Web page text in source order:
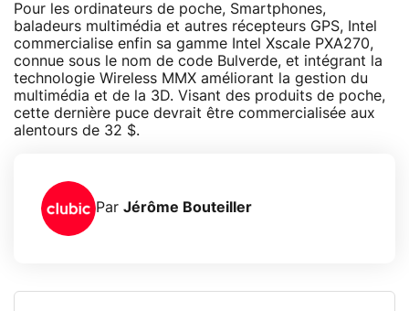
Pour les ordinateurs de poche, Smartphones,
baladeurs multimédia et autres récepteurs GPS, Intel
commercialise enfin sa gamme Intel Xscale PXA270,
connue sous le nom de code Bulverde, et intégrant la
technologie Wireless MMX améliorant la gestion du
multimédia et de la 3D. Visant des produits de poche,
cette dernière puce devrait être commercialisée aux
alentours de 32 $.
Par Jérôme Bouteiller